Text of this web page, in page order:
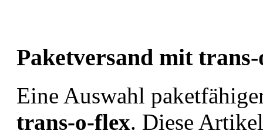
Paketversand mit
Eine Auswahl
trans-o-flex. Diese